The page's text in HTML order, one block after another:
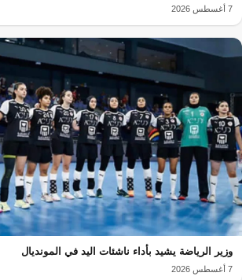
7 أغسطس 2026
وزير الرياضة يشيد بأداء ناشئات اليد في المونديال
7 أغسطس 2026